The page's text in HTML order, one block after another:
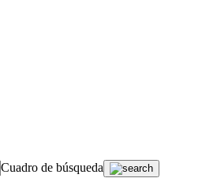
Cuadro de búsqueda